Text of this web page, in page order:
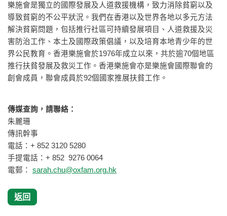
樂施會是獨立的國際發展及人道救援機構，致力消除貧窮以及
導致貧窮的不公平狀況。我們在香港以及世界各地以多元方法
解決貧窮問題，包括推行社區可持續發展項目、人道救援及災
害防治工作、本土及國際政策倡議，以及培育本地青少年的世
界公民教育。香港樂施會於1976年成立以來，共於逾70個地區
推行扶貧發展及救災工作。香港樂施會亦是樂施會國際聯會的
創會成員，聯會成員於92個國家推展扶貧工作。
傳媒查詢，請聯絡：
朱麗珊
傳訊幹事
電話：+ 852 3120 5280
手提電話：+ 852 9276 0064
電郵： sarah.chu@oxfam.org.hk
返回